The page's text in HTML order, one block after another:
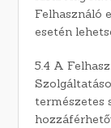
Felhasználó
esetén
5.4 A
természetes